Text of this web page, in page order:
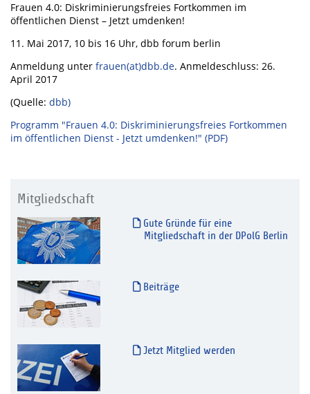
Frauen 4.0: Diskriminierungsfreies Fortkommen im
öffentlichen Dienst – Jetzt umdenken!
11. Mai 2017, 10 bis 16 Uhr, dbb forum berlin
Anmeldung unter frauen(at)dbb.de. Anmeldeschluss: 26.
April 2017
(Quelle: dbb)
Programm "Frauen 4.0: Diskriminierungsfreies Fortkommen
im öffentlichen Dienst - Jetzt umdenken!" (PDF)
Mitgliedschaft
Gute Gründe für eine
Mitgliedschaft in der DPolG Berlin
Beiträge
Jetzt Mitglied werden